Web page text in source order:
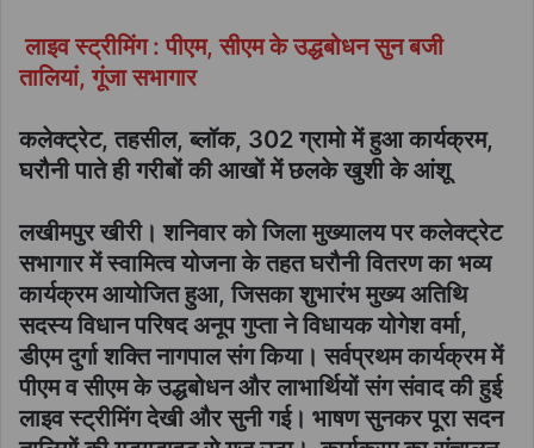
लाइव स्ट्रीमिंग : पीएम, सीएम के उद्धबोधन सुन बजी
तालियां, गूंजा सभागार
कलेक्ट्रेट, तहसील, ब्लॉक, 302 ग्रामो में हुआ कार्यक्रम,
घरौनी पाते ही गरीबों की आखों में छलके खुशी के आंशू
लखीमपुर खीरी। शनिवार को जिला मुख्यालय पर कलेक्ट्रेट
सभागार में स्वामित्व योजना के तहत घरौनी वितरण का भव्य
कार्यक्रम आयोजित हुआ, जिसका शुभारंभ मुख्य अतिथि
सदस्य विधान परिषद अनूप गुप्ता ने विधायक योगेश वर्मा,
डीएम दुर्गा शक्ति नागपाल संग किया। सर्वप्रथम कार्यक्रम में
पीएम व सीएम के उद्धबोधन और लाभार्थियों संग संवाद की हुई
लाइव स्ट्रीमिंग देखी और सुनी गई। भाषण सुनकर पूरा सदन